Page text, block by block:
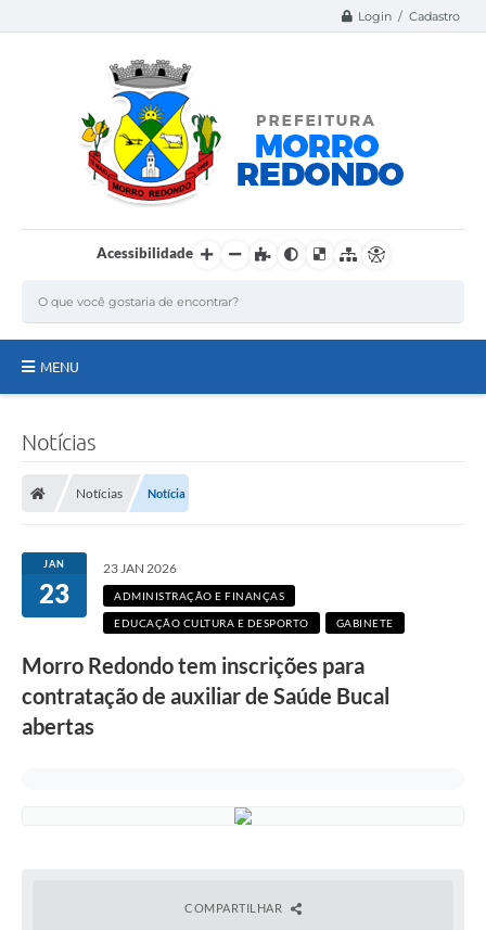
Login / Cadastro
Acessibilidade
MENU
Secretarias
Notícias
Serviços Online
Contato
Contas Públicas
Notícias
Notícias Notícia
JAN
23
23 JAN 2026
ADMINISTRAÇÃO E FINANÇAS
EDUCAÇÃO CULTURA E DESPORTO GABINETE
Morro Redondo tem inscrições para
contratação de auxiliar de Saúde Bucal
abertas
COMPARTILHAR